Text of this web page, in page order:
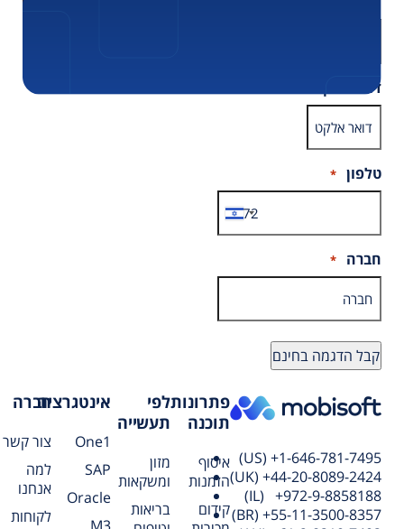
דואר אלקטרוני
טלפון *
חברה *
(US) +1-646-781-7495
(UK) +44-20-8089-2424
(IL) +972-9-8858188
(BR) +55-11-3500-8357
פתרונות
תוכנה
איסוף
הזמנות
קידום
לפי
תעשייה
מזון
ומשקאות
בריאות
אינטגרציה
One1
SAP
Oracle
חברה
צור קשר
למה
אנחנו
לקוחות